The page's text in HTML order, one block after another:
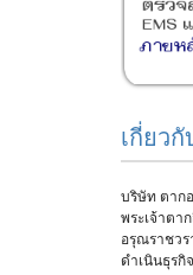
เกี่ยวกั
บริษัท ตาก
พระเจ้าตา
อรุณราชวร
ดำเนินธุรกิ